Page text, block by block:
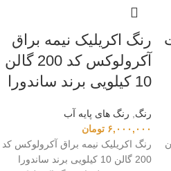
رنگ اکریلیک نیمه براق
آکرولوکس کد 200 گالن
10 کیلویی برند ساندورا
رنگ
رنگ‌ های پایه آب
۶,۰۰۰,۰۰۰ تومان
رنگ اکریلیک نیمه براق آکرولوکس کد
200 گالن 10 کیلویی برند ساندورا